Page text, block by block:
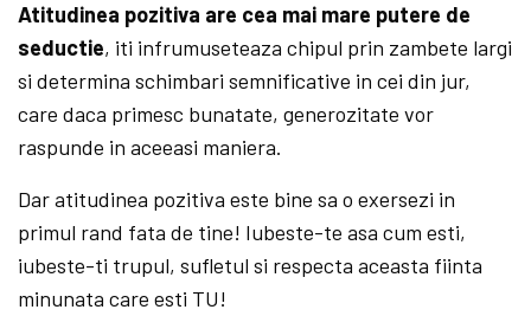
Atitudinea pozitiva are cea mai mare putere de
seductie, iti infrumuseteaza chipul prin zambete largi
si determina schimbari semnificative in cei din jur,
care daca primesc bunatate, generozitate vor
raspunde in aceeasi maniera.
Dar atitudinea pozitiva este bine sa o exersezi in
primul rand fata de tine! Iubeste-te asa cum esti,
iubeste-ti trupul, sufletul si respecta aceasta fiinta
minunata care esti TU!